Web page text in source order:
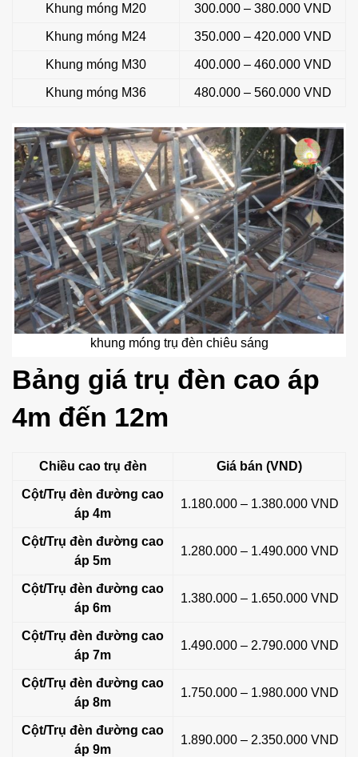
Khung móng M20 300.000 – 380.000 VND
Khung móng M24 350.000 – 420.000 VND
Khung móng M30 400.000 – 460.000 VND
Khung móng M36 480.000 – 560.000 VND
khung móng trụ đèn chiêu sáng
Bảng giá trụ đèn cao áp
4m đến 12m
Chiều cao trụ đèn Giá bán (VND)
Cột/Trụ đèn đường cao
áp 4m
1.180.000 – 1.380.000 VND
Cột/Trụ đèn đường cao
áp 5m
1.280.000 – 1.490.000 VND
Cột/Trụ đèn đường cao
áp 6m
1.380.000 – 1.650.000 VND
Cột/Trụ đèn đường cao
áp 7m
1.490.000 – 2.790.000 VND
Cột/Trụ đèn đường cao
áp 8m
1.750.000 – 1.980.000 VND
Cột/Trụ đèn đường cao
áp 9m
1.890.000 – 2.350.000 VND